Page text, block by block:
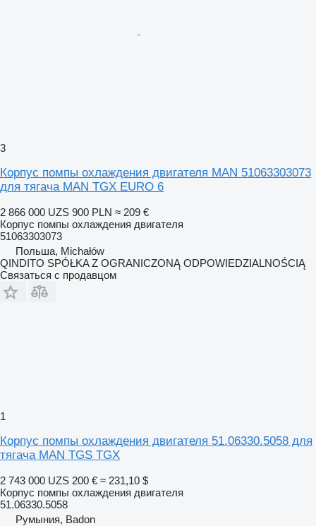
3
Корпус помпы охлаждения двигателя MAN 51063303073
для тягача MAN TGX EURO 6
2 866 000 UZS 900 PLN ≈ 209 €
Корпус помпы охлаждения двигателя
51063303073
Польша, Michałów
QINDITO SPÓŁKA Z OGRANICZONĄ ODPOWIEDZIALNOŚCIĄ
Связаться с продавцом
1
Корпус помпы охлаждения двигателя 51.06330.5058 для
тягача MAN TGS TGX
2 743 000 UZS 200 € ≈ 231,10 $
Корпус помпы охлаждения двигателя
51.06330.5058
Румыния, Badon